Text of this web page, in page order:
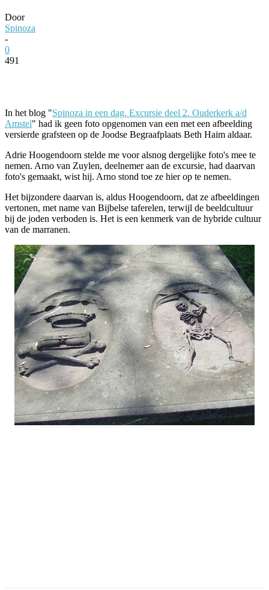
Door
Spinoza
-
0
491
In het blog "Spinoza in een dag. Excursie deel 2. Ouderkerk a/d
Amstel" had ik geen foto opgenomen van een met een afbeelding
versierde grafsteen op de Joodse Begraafplaats Beth Haim aldaar.
Adrie Hoogendoorn stelde me voor alsnog dergelijke foto's mee te
nemen. Arno van Zuylen, deelnemer aan de excursie, had daarvan
foto's gemaakt, wist hij. Arno stond toe ze hier op te nemen.
Het bijzondere daarvan is, aldus Hoogendoorn, dat ze afbeeldingen
vertonen, met name van Bijbelse taferelen, terwijl de beeldcultuur
bij de joden verboden is. Het is een kenmerk van de hybride cultuur
van de marranen.